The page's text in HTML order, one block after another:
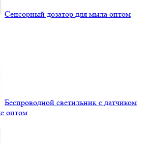
Сенсорный дозатор для мыла оптом
Беспроводной светильник с датчиком
оптом